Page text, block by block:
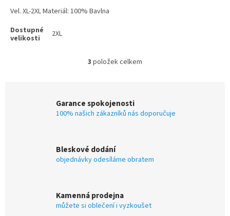
Vel. XL-2XL Materiál: 100% Bavlna
2XL
O
d
a
p
r
v
v
ý
3 položek celkem
Garance spokojenosti
100% našich zákazníků nás doporučuje
Bleskové dodání
objednávky odesíláme obratem
Kamenná prodejna
můžete si oblečení i vyzkoušet